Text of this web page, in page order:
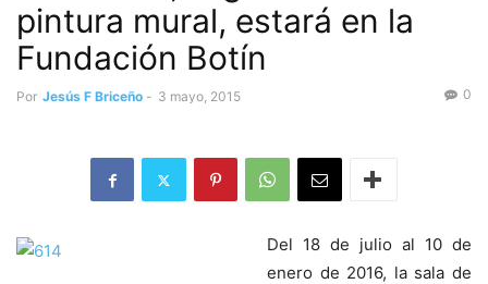
pintura mural, estará en la
Fundación Botín
Por Jesús F Briceño - 3 mayo, 2015 0
Del 18 de julio al 10 de
enero de 2016, la sala de